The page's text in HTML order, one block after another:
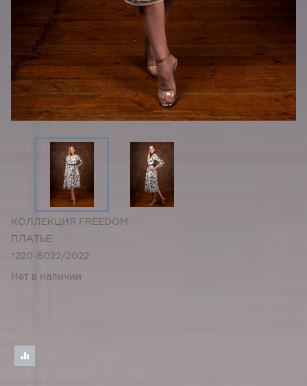
КОЛЛЕКЦИЯ FREEDOM
ПЛАТЬЕ
*220-8022/2022
Нет в наличии